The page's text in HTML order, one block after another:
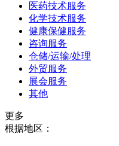
医药技术服务
化学技术服务
健康保健服务
咨询服务
仓储/运输/处理
外贸服务
展会服务
其他
更多
根据地区：